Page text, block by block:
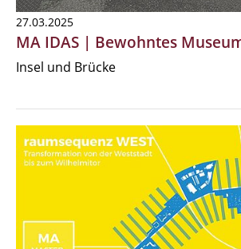
27.03.2025
MA IDAS | Bewohntes
Insel und Brücke